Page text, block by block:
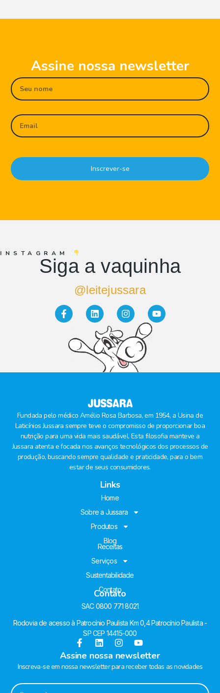
Assine nossa newsletter
Inscrever-se
INSTAGRAM
Siga a vaquinha
@leitejussara
Fundada pelo médico Amélio Rosa Barbosa, em 1954, a Usina de
Laticínios Jussara sempre teve o compromisso de proporcionar boa
nutrição para uma vida mais saudável. Esta filosofia manteve a
Jussara atenta e focada nos avanços tecnológicos dos processos de
produção, buscando sempre qualidade e praticidade, para o bem
estar de seus consumidores.
Links
Home
Sobre a Jussara
Produtos
Blog
Receitas
Serviços
Sustentabilidade
Contato
Contato
SAC 0800 771 8021
Rodovia de acesso à Patrocínio Paulista Km 0,4 Patrocínio Paulista -
SP CEP 14415-000
Assine nossa newsletter
Inscreva-se em nossa newsletter para receber todas as novidades